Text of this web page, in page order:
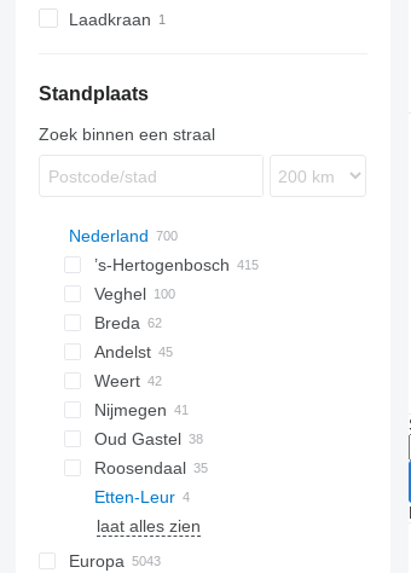
Laadkraan
Standplaats
Zoek binnen een straal
Nederland
’s-Hertogenbosch
Veghel
Breda
Andelst
Weert
Nijmegen
Oud Gastel
Roosendaal
Etten-Leur
laat alles zien
Europa